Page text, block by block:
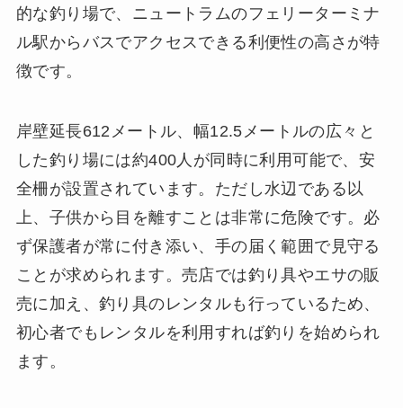
的な釣り場で、ニュートラムのフェリーターミナ
ル駅からバスでアクセスできる利便性の高さが特
徴です。
岸壁延長612メートル、幅12.5メートルの広々と
した釣り場には約400人が同時に利用可能で、安
全柵が設置されています。ただし水辺である以
上、子供から目を離すことは非常に危険です。必
ず保護者が常に付き添い、手の届く範囲で見守る
ことが求められます。売店では釣り具やエサの販
売に加え、釣り具のレンタルも行っているため、
初心者でもレンタルを利用すれば釣りを始められ
ます。